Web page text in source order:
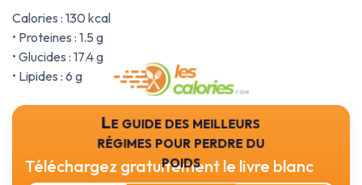
Calories : 130 kcal
• Proteines : 1.5 g
• Glucides : 17.4 g
• Lipides : 6 g
Le guide des meilleurs
régimes pour perdre du
poids
Téléchargez gratuitement le livre blanc